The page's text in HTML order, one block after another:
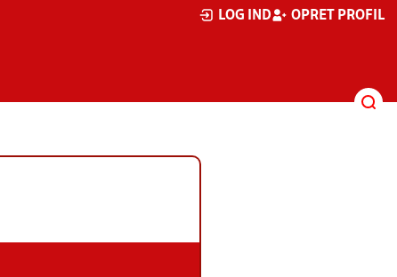
LOG IND OPRET PROFIL